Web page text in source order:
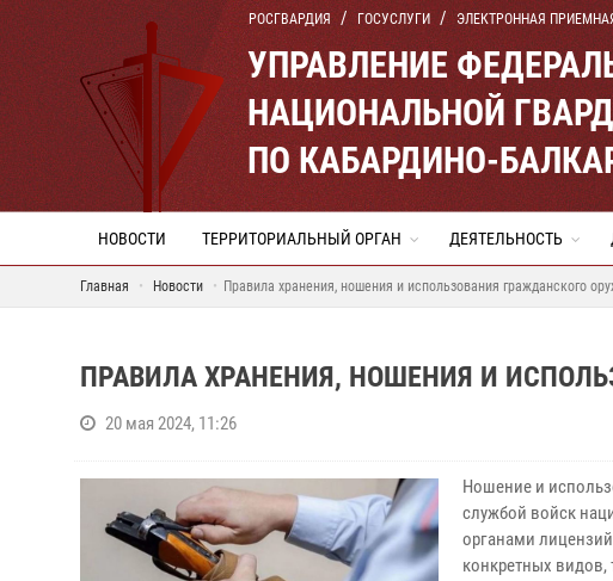
РОСГВАРДИЯ ГОСУСЛУГИ ЭЛЕКТРОННАЯ
УПРАВЛЕНИЕ
НАЦИОНАЛЬНОЙ
ПО КАБАРДИНО-
НОВОСТИ ТЕРРИТОРИАЛЬНЫЙ ОРГАН ДЕЯТЕЛЬНОСТЬ
Главная Новости Правила хранения, ношения и использования гражданского
ПРАВИЛА ХРАНЕНИЯ, НОШЕНИЯ И
20 мая 2024, 11:26
Ношение и
службой войск
органами
конкретных видов,